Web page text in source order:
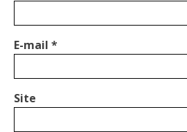
E-mail *
Site